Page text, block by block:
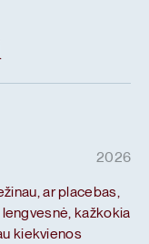
2026
ar placebas,
kažkokia
kiekvienos